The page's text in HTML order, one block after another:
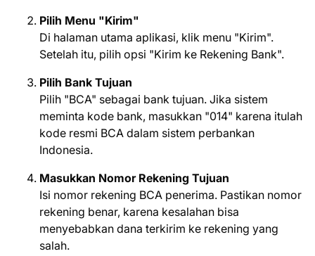
Pilih Menu "Kirim"
Di halaman utama aplikasi, klik menu "Kirim".
Setelah itu, pilih opsi "Kirim ke Rekening Bank".
Pilih Bank Tujuan
Pilih "BCA" sebagai bank tujuan. Jika sistem
meminta kode bank, masukkan "014" karena itulah
kode resmi BCA dalam sistem perbankan
Indonesia.
Masukkan Nomor Rekening Tujuan
Isi nomor rekening BCA penerima. Pastikan nomor
rekening benar, karena kesalahan bisa
menyebabkan dana terkirim ke rekening yang
salah.